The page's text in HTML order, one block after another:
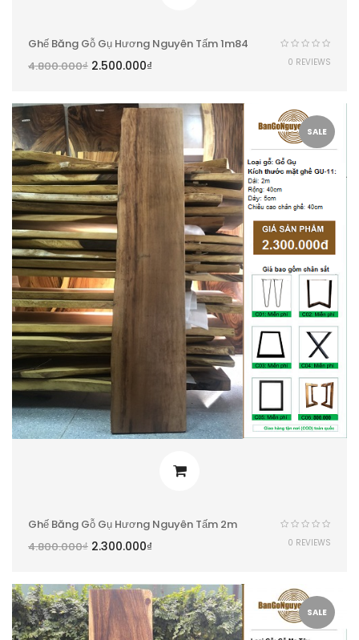
Ghế Băng Gỗ Gụ Hương Nguyên Tấm 1m84
4.800.000₫ 2.500.000₫ 0 REVIEWS
SALE
Ghế Băng Gỗ Gụ Hương Nguyên Tấm 2m
4.800.000₫ 2.300.000₫ 0 REVIEWS
SALE